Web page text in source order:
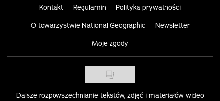
Kontakt Regulamin Polityka prywatności
O towarzystwie National Geographic Newsletter
Moje zgody
Dalsze rozpowszechnianie tekstów, zdjęć i materiałów wideo